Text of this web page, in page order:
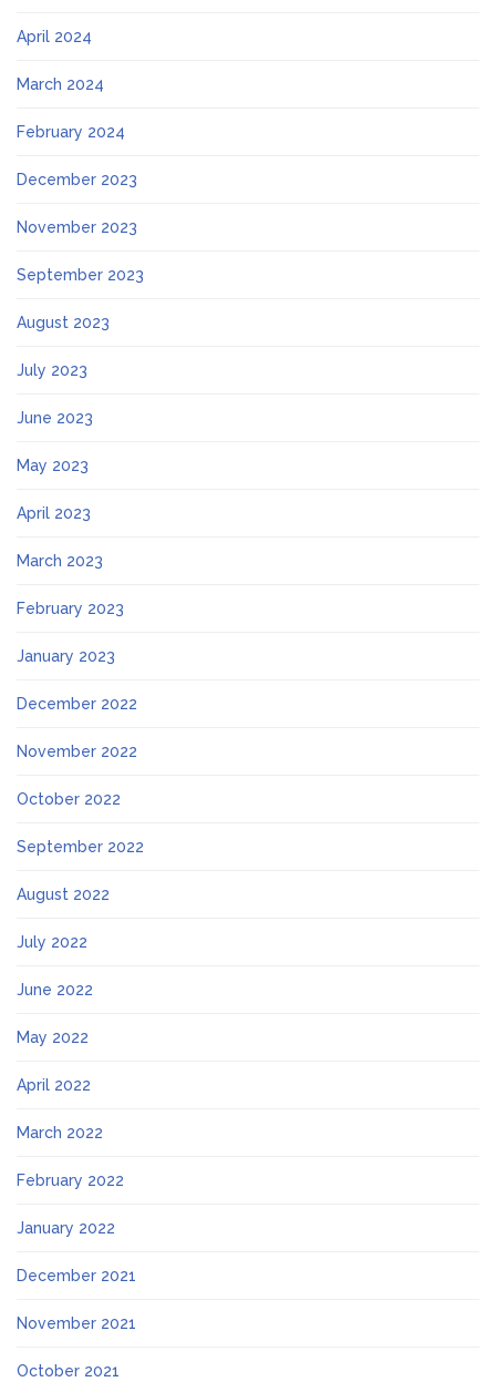
April 2024
March 2024
February 2024
December 2023
November 2023
September 2023
August 2023
July 2023
June 2023
May 2023
April 2023
March 2023
February 2023
January 2023
December 2022
November 2022
October 2022
September 2022
August 2022
July 2022
June 2022
May 2022
April 2022
March 2022
February 2022
January 2022
December 2021
November 2021
October 2021